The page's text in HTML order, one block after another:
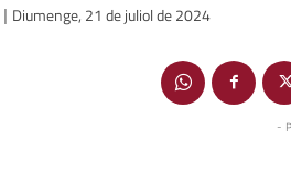
| Diumenge, 21 de juliol de 2024
-